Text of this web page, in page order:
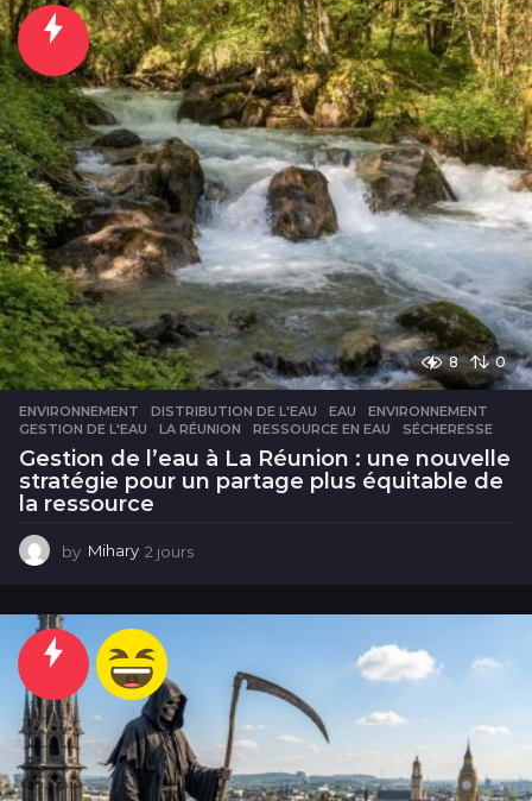
r
8 0
ENVIRONNEMENT DISTRIBUTION DE L'EAU ,EAU ,ENVIRONNEMENT
GESTION DE L'EAU
,LA RÉUNION ,RESSOURCE EN EAU ,SÉCHERESSE
Gestion de l’eau à La Réunion : une nouvelle
stratégie pour un partage plus équitable de
la ressource
by Mihary 2 jours
u